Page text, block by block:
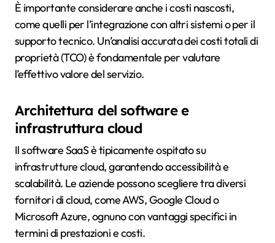
È importante considerare anche i costi nascosti,
come quelli per l’integrazione con altri sistemi o per il
supporto tecnico. Un’analisi accurata dei costi totali di
proprietà (TCO) è fondamentale per valutare
l’effettivo valore del servizio.
Architettura del software e
infrastruttura cloud
Il software SaaS è tipicamente ospitato su
infrastrutture cloud, garantendo accessibilità e
scalabilità. Le aziende possono scegliere tra diversi
fornitori di cloud, come AWS, Google Cloud o
Microsoft Azure, ognuno con vantaggi specifici in
termini di prestazioni e costi.